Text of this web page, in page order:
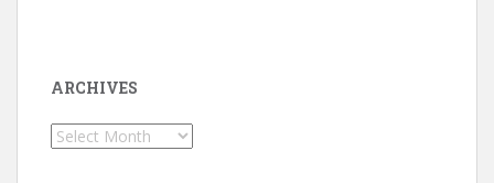
ARCHIVES
Archives